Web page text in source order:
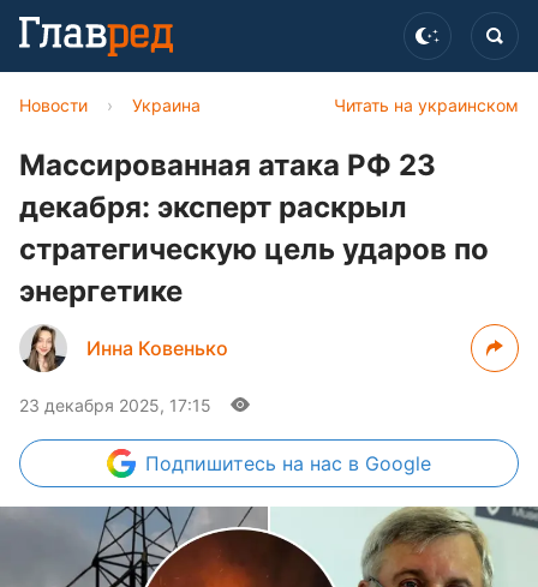
Читать на украинском
Новости › Украина
Массированная атака РФ 23
декабря: эксперт раскрыл
стратегическую цель ударов по
энергетике
Инна Ковенько
23 декабря 2025, 17:15
Подпишитесь на нас в Google